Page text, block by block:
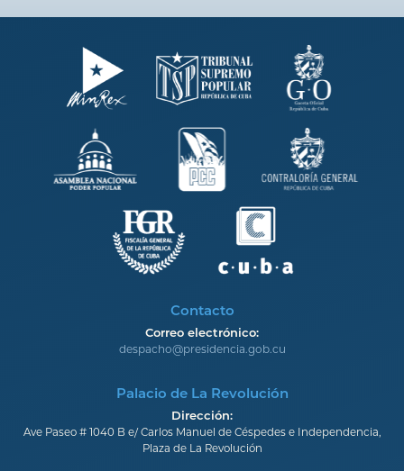
Contacto
Correo electrónico:
despacho@presidencia.gob.cu
Palacio de La Revolución
Dirección:
Ave Paseo # 1040 B e/ Carlos Manuel de Céspedes e Independencia,
Plaza de La Revolución